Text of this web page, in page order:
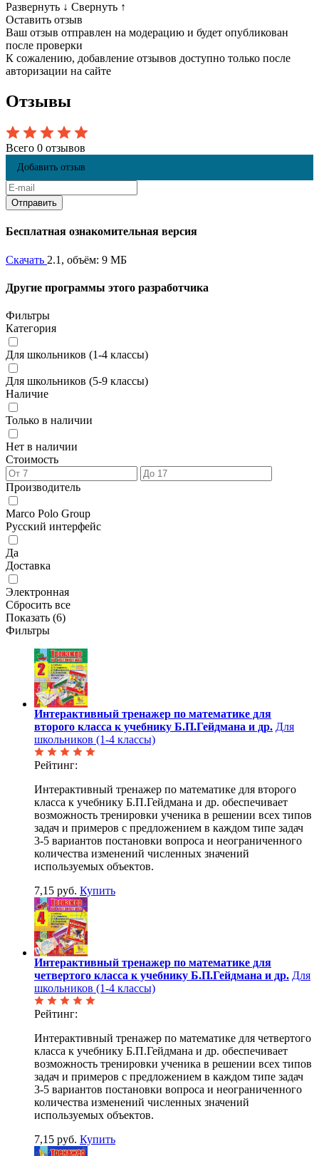
Развернуть ↓ Свернуть ↑
Оставить отзыв
Ваш отзыв отправлен на модерацию и будет опубликован
после проверки
К сожалению, добавление отзывов доступно только после
авторизации на сайте
Отзывы
Всего 0 отзывов
Добавить отзыв
Бесплатная ознакомительная версия
Скачать 2.1, объём: 9 МБ
Другие программы этого разработчика
Фильтры
Категория
Для школьников (1-4 классы)
Для школьников (5-9 классы)
Наличие
Только в наличии
Нет в наличии
Стоимость
Производитель
Marco Polo Group
Русский интерфейс
Да
Доставка
Электронная
Сбросить все
Показать (6)
Фильтры
Интерактивный тренажер по математике для
второго класса к учебнику Б.П.Гейдмана и др. Для
школьников (1-4 классы)
Рейтинг:
Интерактивный тренажер по математике для второго
класса к учебнику Б.П.Гейдмана и др. обеспечивает
возможность тренировки ученика в решении всех типов
задач и примеров с предложением в каждом типе задач
3-5 вариантов постановки вопроса и неограниченного
количества изменений численных значений
используемых объектов.
7,15 руб. Купить
Интерактивный тренажер по математике для
четвертого класса к учебнику Б.П.Гейдмана и др. Для
школьников (1-4 классы)
Рейтинг:
Интерактивный тренажер по математике для четвертого
класса к учебнику Б.П.Гейдмана и др. обеспечивает
возможность тренировки ученика в решении всех типов
задач и примеров с предложением в каждом типе задач
3-5 вариантов постановки вопроса и неограниченного
количества изменений численных значений
используемых объектов.
7,15 руб. Купить